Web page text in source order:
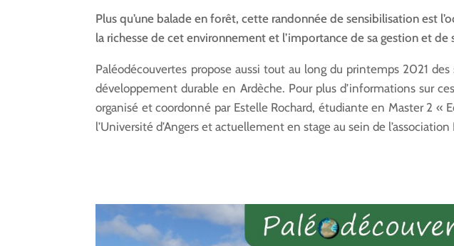
Plus qu’une balade en forêt, cette randonnée de sensibilisation est
la richesse de cet environnement et l’importance de sa gestion et de
Paléodécouvertes propose aussi tout au long du printemps 2021
développement durable en Ardèche. Pour plus d’informations sur
organisé et coordonné par Estelle Rochard, étudiante en Master 2 «
l’Université d’Angers et actuellement en stage au sein de